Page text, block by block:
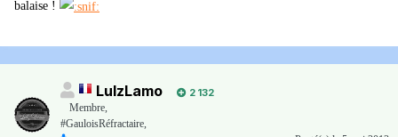
balaise !
LulzLamo
2 132
Membre,
#GauloisRéfractaire,